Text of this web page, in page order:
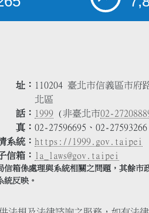
址
110204 臺北市信義區市府
北區
話
1999 (非臺北市02-
真
02-27596695、02-27593266
系統
https://1999.gov.taipei
信箱
la_laws@gov.taipei
信箱係處理與系統相關之問題，其餘市
統反映。